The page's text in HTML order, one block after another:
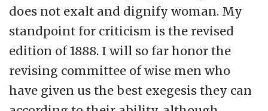
does not exalt and dignify woman. My
standpoint for criticism is the revised
edition of 1888. I will so far honor the
revising committee of wise men who
have given us the best exegesis they can